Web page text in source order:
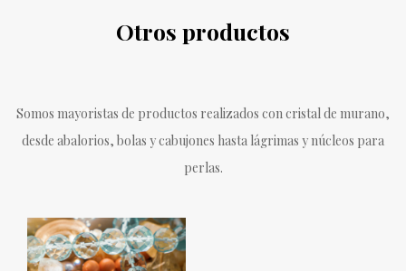
Otros productos
Somos mayoristas de productos realizados con cristal de murano,
desde abalorios, bolas y cabujones hasta lágrimas y núcleos para
perlas.